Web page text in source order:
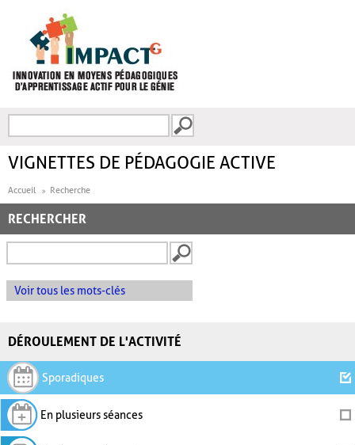
FORMULAIRE DE
VIGNETTES DE PÉDAGOGIE ACTIVE
Accueil Recherche
RECHERCHER
Voir tous les mots-clés
DÉROULEMENT DE L'ACTIVITÉ
Sporadiques
En plusieurs séances